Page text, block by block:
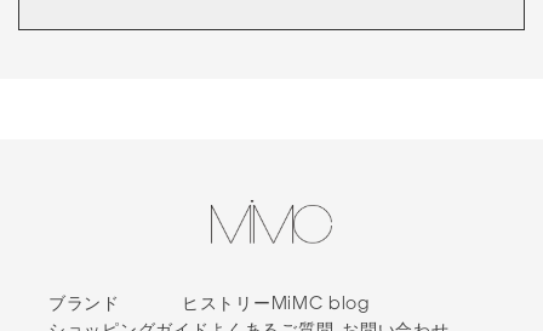
発色が柔らかく色も抜群にかわいい！
にっこ
ブランド ヒストリー MiMC blog